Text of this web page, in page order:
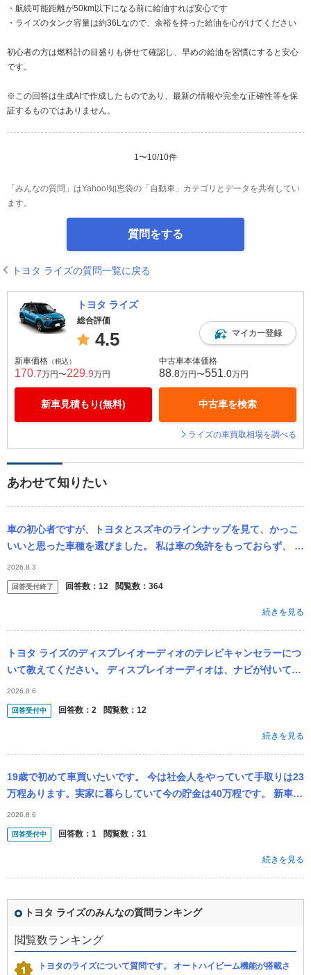
・航続可能距離が50km以下になる前に給油すれば安心です
・ライズのタンク容量は約36Lなので、余裕を持った給油を心がけてください
初心者の方は燃料計の目盛りも併せて確認し、早めの給油を習慣にすると安心
です。
※この回答は生成AIで作成したものであり、最新の情報や完全な正確性等を保
証するものではありません。
1 〜10/10件
「みんなの質問」はYahoo!知恵袋の「自動車」カテゴリとデータを共有してい
ます。
質問をする
トヨタ ライズの質問一覧に戻る
トヨタ ライズ
総合評価
4.5 マイカー登録
新車価格 （税込）
170 .7万円〜229 .9万円
新車見積もり(無料)
中古車本体価格
88 .8万円〜551 .0万円
中古車を検索
ライズの車買取相場を調べる
あわせて知りたい
車の初心者ですが、トヨタとスズキのラインナップを見て、かっこ
いいと思った車種を選びました。 私は車の免許をもっておらず、 今
まで車への関心もほぼない人間でした。 今でも自分が車に乗ること
買うこ...
2026.8.3
回答受付終了 回答数： 12 閲覧数： 364
続きを見る
トヨタ ライズのディスプレイオーディオのテレビキャンセラーにつ
いて教えてください。 ディスプレイオーディオは、ナビが付いてい
ないものになり型番がAVH-0519 ZYになります。 出来れば安く...
2026.8.6
回答受付中 回答数： 2 閲覧数： 12
続きを見る
19歳で初めて車買いたいです。 今は社会人をやっていて手取りは23
万程あります。実家に暮らしていて今の貯金は40万程です。 新車で
トヨタのライズを買いたいのですが、仕事の通勤に使いたいのでグ
レー...
2026.8.6
回答受付中 回答数： 1 閲覧数： 31
続きを見る
トヨタ ライズのみんなの質問ランキング
閲覧数ランキング
トヨタのライズについて質問です。 オートハイビーム機能が搭載さ